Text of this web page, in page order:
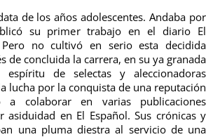
de los años adolescentes. Andaba por
su primer trabajo en el diario El
no cultivó en serio esta decidida
de concluida la carrera, en su ya granada
de selectas y aleccionadoras
lucha por la conquista de una reputación
a colaborar en varias publicaciones
asiduidad en El Español. Sus crónicas y
una pluma diestra al servicio de una